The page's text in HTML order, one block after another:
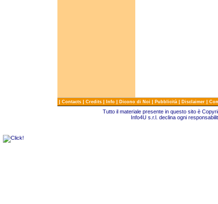
| Contacts | Credits | Info | Dicono di Noi | Pubblicità | Disclaimer |
Tutto il materiale presente in questo sito è
Info4U s.r.l. declina ogni